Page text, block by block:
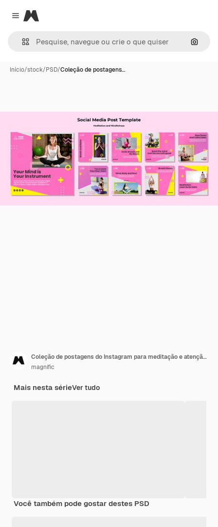
Close menu
Magnific
Início/stock/PSD/Coleção de postagens…
Coleção de postagens do Instagram para meditação e atenção plena
magnific
Mais nesta sérieVer tudo
Você também pode gostar destes PSD